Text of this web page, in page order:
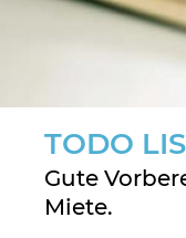
TODO
Gute
Miete.